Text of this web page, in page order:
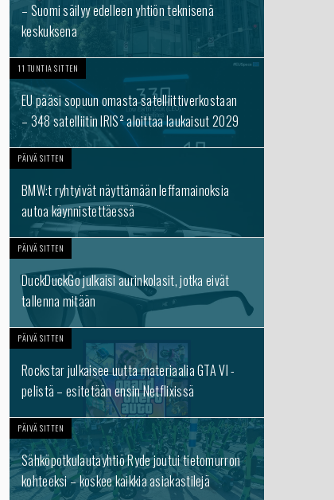
– Suomi säilyy edelleen yhtiön teknisenä
keskuksena
11 TUNTIA SITTEN
EU pääsi sopuun omasta satelliittiverkostaan
– 348 satelliitin IRIS² aloittaa laukaisut 2029
PÄIVÄ SITTEN
BMW:t ryhtyivät näyttämään leffamainoksia
autoa käynnistettäessä
PÄIVÄ SITTEN
DuckDuckGo julkaisi aurinkolasit, jotka eivät
tallenna mitään
PÄIVÄ SITTEN
Rockstar julkaisee uutta materiaalia GTA VI -
pelistä – esitetään ensin Netflixissä
PÄIVÄ SITTEN
Sähköpotkulautayhtiö Ryde joutui tietomurron
kohteeksi – koskee kaikkia asiakastilejä